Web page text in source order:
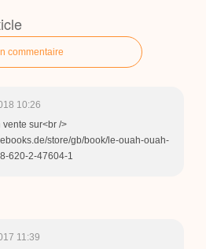
commentaire
10:26
vente sur<br />
store/gb/book/le-ouah-ouah-
620-2-47604-1
11:39